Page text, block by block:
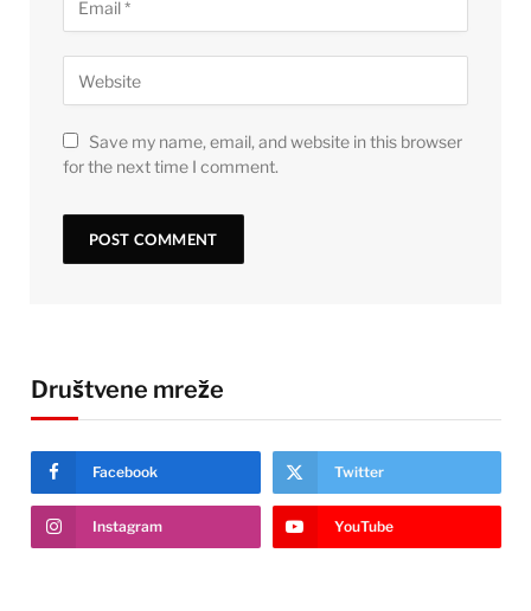
Save my name, email, and website in this browser
for the next time I comment.
Društvene mreže
Facebook Twitter
Instagram YouTube